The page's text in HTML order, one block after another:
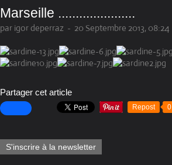
Marseille ......................
par igor deperraz - 20 Septembre 2013, 08:24
Partager cet article
Repost 0
S'inscrire à la newsletter